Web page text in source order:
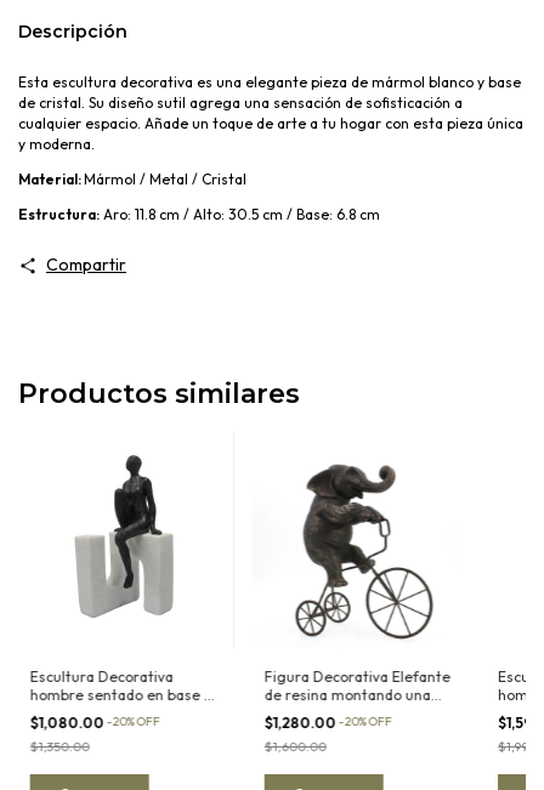
Descripción
Esta escultura decorativa es una elegante pieza de mármol blanco y base
de cristal. Su diseño sutil agrega una sensación de sofisticación a
cualquier espacio. Añade un toque de arte a tu hogar con esta pieza única
y moderna.
Material:Mármol / Metal / Cristal
Estructura: Aro: 11.8 cm / Alto: 30.5 cm / Base: 6.8 cm
Compartir
Productos similares
Escultura Decorativa
hombre sentado en base de
resina acabado cuarzo II
$1,080.00 -20%OFF
$1,350.00
Figura Decorativa Elefante
de resina montando una
bicicleta de metal
$1,280.00 -20%OFF
$1,600.00